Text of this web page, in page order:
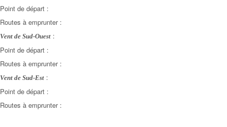
Point de départ :
Routes à emprunter :
Vent de Sud-Ouest :
Point de départ :
Routes à emprunter :
Vent de Sud-Est :
Point de départ :
Routes à emprunter :